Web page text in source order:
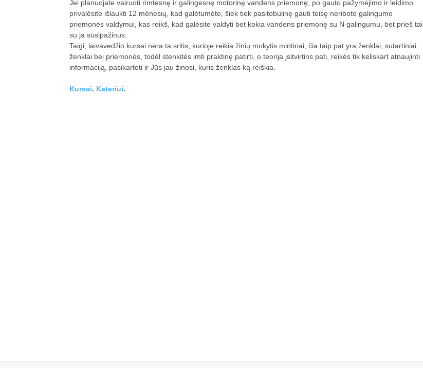
Jei planuojate vairuoti rimtesnę ir galingesnę motorinę vandens priemonę, po gauto pažymėjimo ir leidimo
privalėsite išlaukti 12 mėnesių, kad galėtumėte, šiek tiek pasitobulinę gauti teisę neriboto galingumo
priemonės valdymui, kas reikš, kad galėsite valdyti bet kokia vandens priemonę su N galingumu, bet prieš tai
su ja susipažinus.
Taigi, laivavedžio kursai nėra ta sritis, kurioje reikia žinių mokytis mintinai, čia taip pat yra ženklai, sutartiniai
ženklai bei priemonės, todėl stenkitės imti praktinę patirti, o teorija įsitvirtins pati, reikės tik keliskart atnaujinti
informaciją, pasikartoti ir Jūs jau žinosi, kuris ženklas ką reiškia.
Kursai. Kateriui.